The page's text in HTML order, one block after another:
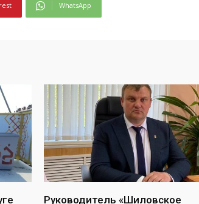
WhatsApp
Руководитель «Шиловское